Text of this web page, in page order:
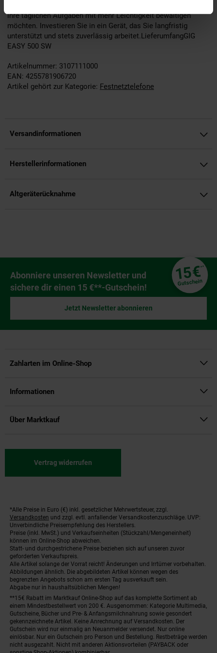
ihre täglichen Aufgaben mit mehr Leichtigkeit bewältigen
möchten. Investieren Sie in ein Gerät, das Sie langfristig
unterstützt und stets zuverlässig arbeitet.LieferumfangGIG
EASY 500 SW
Artikelnummer: 3107111000
EAN: 4255781906720
Artikel gehört zur Kategorie: Festnetztelefone
Versandinformationen
Herstellerinformationen
Altgeräterücknahme
Newsletter Anmeldung
Abonniere unseren Newsletter und
sichere dir einen 15 €**-Gutschein!
15€**
Gutschein
Jetzt Newsletter abonnieren
Zahlarten im Online-Shop
Informationen
Über Marktkauf
Vertrag widerrufen
Fußnoten
*Alle Preise in Euro (€) inkl. gesetzlicher Mehrwertsteuer, zzgl.
Versandkosten und zzgl. evtl. anfallender Versandkostenzuschläge. UVP:
Unverbindliche Preisempfehlung des Herstellers.
Preise (inkl. MwSt.) und Verkaufseinheiten (Stückzahl/Mengeneinheit)
können im Online-Shop abweichen.
Statt- und durchgestrichene Preise beziehen sich auf unseren zuvor
geforderten Verkaufspreis.
Alle Artikel solange der Vorrat reicht! Änderungen und Irrtümer vorbehalten.
Abbildungen ähnlich. Die abgebildeten Artikel können wegen des
begrenzten Angebots schon am ersten Tag ausverkauft sein.
Abgabe nur in haushaltsüblichen Mengen!
**15€ Rabatt im Marktkauf Online-Shop auf das komplette Sortiment ab
einem Mindestbestellwert von 200 €. Ausgenommen: Kategorie Multimedia,
Gutscheine, Bücher und Pre- & Anfangsmilchnahrung sowie gesondert
gekennzeichnete Artikel. Keine Anrechnung auf Versandkosten. Der
Gutschein wird nur einmalig an Neuanmelder versendet. Nur online
einlösbar. Nur ein Gutschein pro Person und Bestellung. Restbeträge werden
nicht ausgezahlt. Nicht mit anderen Aktionsvorteilen (PAYBACK oder